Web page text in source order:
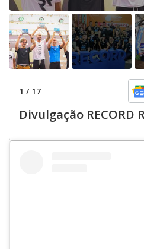
1 / 17
Divulgação RECORD